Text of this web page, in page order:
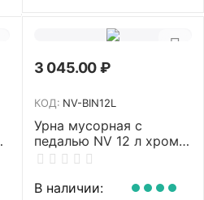
3 045.00₽
КОД: NV-BIN12L
Урна мусорная с
педалью NV 12 л хром
NV-BIN12L
В наличии: